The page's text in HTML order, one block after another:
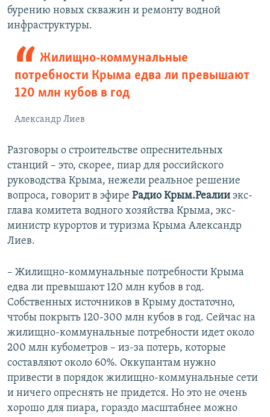
бурению новых скважин и ремонту водной
инфраструктуры.
Жилищно-коммунальные
потребности Крыма едва ли превышают
120 млн кубов в год
Александр Лиев
Разговоры о строительстве опреснительных
станций – это, скорее, пиар для российского
руководства Крыма, нежели реальное решение
вопроса, говорит в эфире Радио Крым.Реалии экс-
глава комитета водного хозяйства Крыма, экс-
министр курортов и туризма Крыма Александр
Лиев.
– Жилищно-коммунальные потребности Крыма
едва ли превышают 120 млн кубов в год.
Собственных источников в Крыму достаточно,
чтобы покрыть 120-300 млн кубов в год. Сейчас на
жилищно-коммунальные потребности идет около
200 млн кубометров – из-за потерь, которые
составляют около 60%. Оккупантам нужно
привести в порядок жилищно-коммунальные сети
и ничего опреснять не придется. Но это не очень
хорошо для пиара, гораздо масштабнее можно